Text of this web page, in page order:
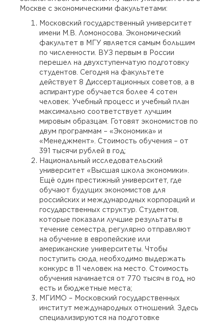
Москве с экономическими факультетами:
Московский государственный университет
имени М.В. Ломоносова. Экономический
факультет в МГУ является самым большим
по численности. ВУЗ первым в России
перешел на двухступенчатую подготовку
студентов. Сегодня на факультете
действует 8 Диссертационных советов, а в
аспирантуре обучается более 4 сотен
человек. Учебный процесс и учебный план
максимально соответствует лучшим
мировым образцам. Готовят экономистов по
двум программам – «Экономика» и
«Менеджмент». Стоимость обучения – от
391 тысячи рублей в год;
Национальный исследовательский
университет «Высшая школа экономики».
Ещё один престижный университет, где
обучают будущих экономистов для
российских и международных корпораций и
государственных структур. Студентов,
которые показали лучшие результаты в
течение семестра, регулярно отправляют
на обучение в европейские или
американские университеты. Чтобы
поступить сюда, необходимо выдержать
конкурс в 11 человек на место. Стоимость
обучения начинается от 770 тысяч в год, но
есть и бюджетные места;
МГИМО – Московский государственных
институт международных отношений. Здесь
специализируются на подготовке